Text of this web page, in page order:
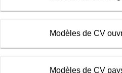
Modèles de CV
Modèles de CV